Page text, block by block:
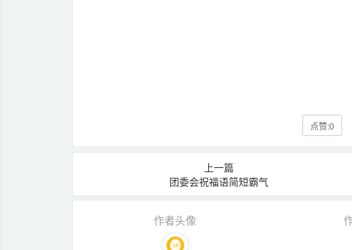
点赞:0
上一篇
团委会祝福语简短霸气
作者头像